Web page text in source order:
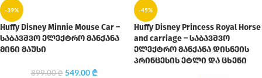
-39%
Huffy Disney Minnie Mouse Car –
საბავშვო ელექტრო მანქანა
მინი მაუსი
899.00₾ 549.00₾
-45%
Huffy Disney Princess Royal Horse
and carriage – საბავშვო
ელექტრო მანქანა დისნეის
პრინცესის ეტლი და ცხენი